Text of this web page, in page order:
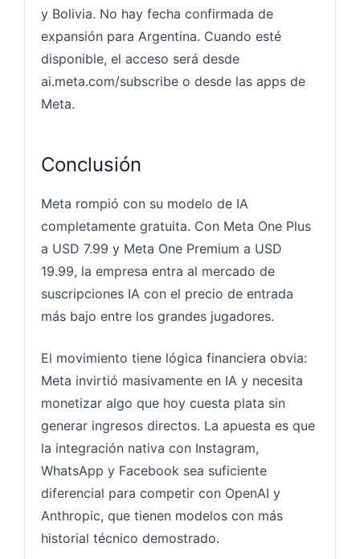
y Bolivia. No hay fecha confirmada de
expansión para Argentina. Cuando esté
disponible, el acceso será desde
ai.meta.com/subscribe o desde las apps de
Meta.
Conclusión
Meta rompió con su modelo de IA
completamente gratuita. Con Meta One Plus
a USD 7.99 y Meta One Premium a USD
19.99, la empresa entra al mercado de
suscripciones IA con el precio de entrada
más bajo entre los grandes jugadores.
El movimiento tiene lógica financiera obvia:
Meta invirtió masivamente en IA y necesita
monetizar algo que hoy cuesta plata sin
generar ingresos directos. La apuesta es que
la integración nativa con Instagram,
WhatsApp y Facebook sea suficiente
diferencial para competir con OpenAI y
Anthropic, que tienen modelos con más
historial técnico demostrado.